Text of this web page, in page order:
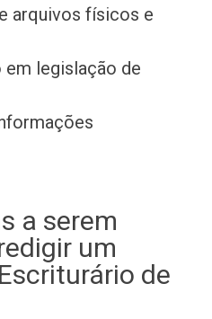
arquivos físicos e
em legislação de
a serem
um
de